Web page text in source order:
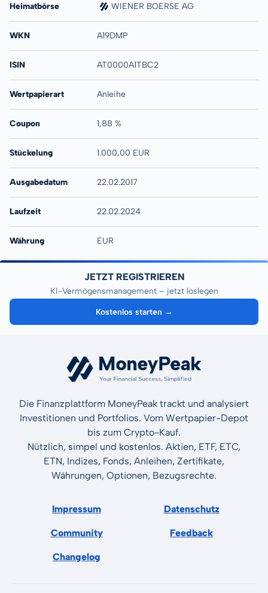
Heimatbörse WIENER BOERSE AG
WKN A19DMP
ISIN AT0000A1TBC2
Wertpapierart Anleihe
Coupon 1,88 %
Stückelung 1.000,00 EUR
Ausgabedatum 22.02.2017
Laufzeit 22.02.2024
Währung EUR
JETZT REGISTRIEREN
KI-Vermögensmanagement – jetzt loslegen
Kostenlos starten →
Die Finanzplattform MoneyPeak trackt und analysiert
Investitionen und Portfolios. Vom Wertpapier-Depot
bis zum Crypto-Kauf.
Nützlich, simpel und kostenlos. Aktien, ETF, ETC,
ETN, Indizes, Fonds, Anleihen, Zertifikate,
Währungen, Optionen, Bezugsrechte.
Impressum Datenschutz
Community Feedback
Changelog